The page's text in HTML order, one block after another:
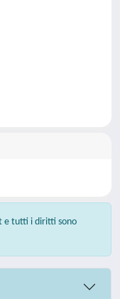
e tutti i diritti sono